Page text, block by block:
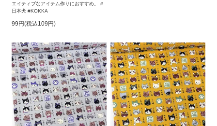
エイティブなアイテム作りにおすすめ。 #
日本犬 #KOKKA
99円(税込109円)